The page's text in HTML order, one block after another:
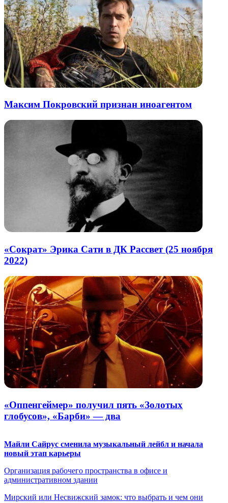
Максим Покровский признан иноагентом
«Сократ» Эрика Сати в ДК Рассвет (25 ноября
2022)
«Оппенгеймер» получил пять «Золотых
глобусов», «Барби» — два
Майли Сайрус сменила музыкальный лейбл и начала
новый этап карьеры
Организация рабочего пространства в офисе и
административном здании
Мирский или Несвижский замок: что выбрать и чем они